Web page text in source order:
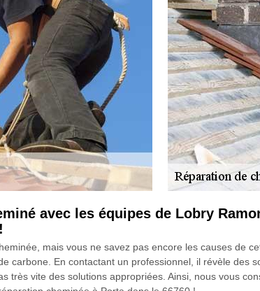
avec les équipes de Lobry
mais vous ne savez pas encore les causes de
carbone. En contactant un professionnel, il révèle des
très vite des solutions appropriées. Ainsi, nous vous